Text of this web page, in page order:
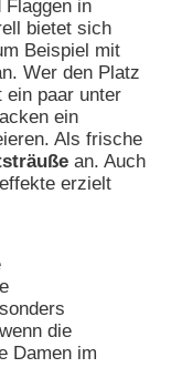
in
bietet sich
Beispiel mit
Wer den Platz
ein paar unter
ein
Als frische
an. Auch
erzielt
die
Damen im